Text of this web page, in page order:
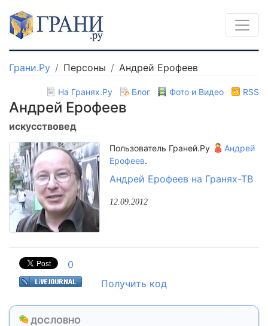
Грани.Ру Персоны Андрей Ерофеев
На Гранях.Ру Блог Фото и Видео RSS
Андрей Ерофеев
искусствовед
Пользователь Граней.Ру
Андрей
Ерофеев.
Андрей Ерофеев на Гранях-ТВ
12.09.2012
0
Получить код
ДОСЛОВНО